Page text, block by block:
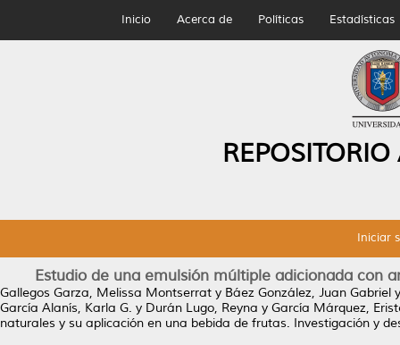
Inicio Acerca de Políticas Estadísticas
Iniciar
Estudio de una emulsión múltiple adicionada con
Gallegos Garza, Melissa Montserrat y Báez González, Juan Gabriel
García Alanís, Karla G. y Durán Lugo, Reyna y García Márquez,
naturales y su aplicación en una bebida de frutas. Investigación y